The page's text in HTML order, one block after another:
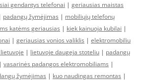
gendantys telefonai | geriausias maistas
padangų žymėjimas | mobiliųjų telefonų
katėms geriausias | kiek kainuoja kubilai |
| geriausias vonios valiklis | elektromobiliu
| lietuvoje daugeja stoteliu | padangų
| vasarinės padangos elektromobiliams |
žymėjimas | kuo naudingas remontas |